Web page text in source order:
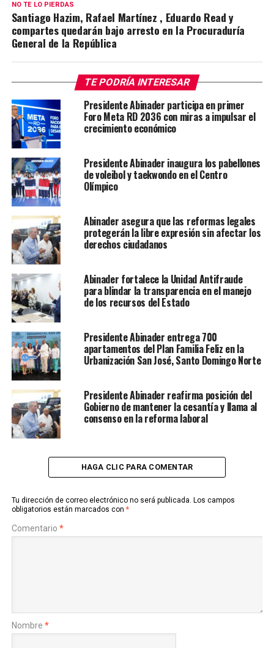
NO TE LO PIERDAS
Santiago Hazim, Rafael Martínez , Eduardo Read y
compartes quedarán bajo arresto en la Procuraduría
General de la República
TE PODRÍA INTERESAR
Presidente Abinader participa en primer
Foro Meta RD 2036 con miras a impulsar el
crecimiento económico
Presidente Abinader inaugura los pabellones
de voleibol y taekwondo en el Centro
Olímpico
Abinader asegura que las reformas legales
protegerán la libre expresión sin afectar los
derechos ciudadanos
Abinader fortalece la Unidad Antifraude
para blindar la transparencia en el manejo
de los recursos del Estado
Presidente Abinader entrega 700
apartamentos del Plan Familia Feliz en la
Urbanización San José, Santo Domingo Norte
Presidente Abinader reafirma posición del
Gobierno de mantener la cesantía y llama al
consenso en la reforma laboral
HAGA CLIC PARA COMENTAR
Tu dirección de correo electrónico no será publicada. Los campos
obligatorios están marcados con *
Comentario *
Nombre *